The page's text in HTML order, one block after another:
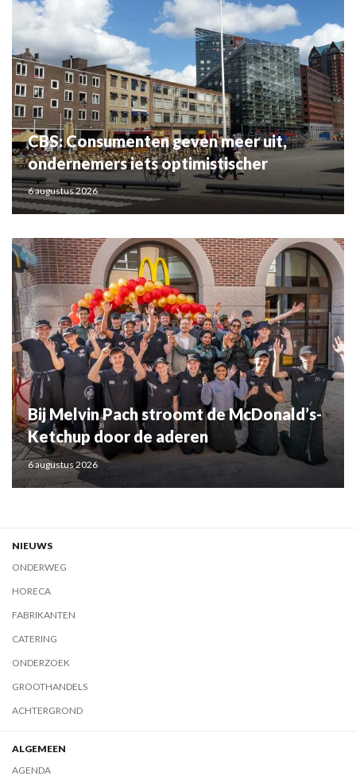
CBS: Consumenten geven meer uit,
ondernemers iets optimistischer
6 augustus 2026
Bij Melvin Pach stroomt de McDonald’s-
Ketchup door de aderen
6 augustus 2026
NIEUWS
ONDERWEG
HORECA
FABRIKANTEN
CATERING
ONDERZOEK
GROOTHANDELS
ACHTERGROND
ALGEMEEN
AGENDA